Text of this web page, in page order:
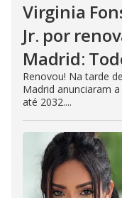
Virginia
Jr. por
Madrid:
Renovou! Na tarde
Madrid anunciaram
até 2032....